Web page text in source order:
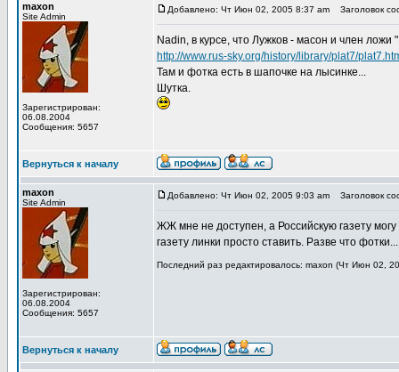
maxon
Site Admin
Зарегистрирован:
06.08.2004
Сообщения: 5657
Добавлено: Чт Июн 02, 2005 8:37 am Заголовок
Nadin, в курсе, что Лужков - масон и член ложи
http://www.rus-sky.org/history/library/plat7/
Там и фотка есть в шапочке на лысинке...
Шутка.
Вернуться к началу
maxon
Site Admin
Зарегистрирован:
06.08.2004
Сообщения: 5657
Добавлено: Чт Июн 02, 2005 9:03 am Заголовок
ЖЖ мне не доступен, а Российскую газету
газету линки просто ставить. Разве что
Последний раз редактировалось: maxon (Чт Июн 02,
Вернуться к началу